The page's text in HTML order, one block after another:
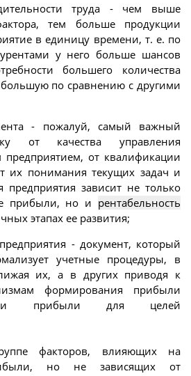
труда - чем выше
тем больше продукции
в единицу времени, т. е. по
у него больше шансов
большего количества
по сравнению с другими
- пожалуй, самый важный
от качества управления
предприятием, от квалификации
их понимания текущих задач и
предприятия зависит не только
прибыли, но и рентабельность
этапах ее развития;
- документ, который
учетные процедуры, в
их, а в других приводя к
формирования прибыли
и прибыли для целей
факторов, влияющих на
но не зависящих от